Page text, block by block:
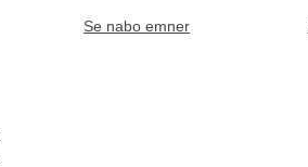
Se nabo emner